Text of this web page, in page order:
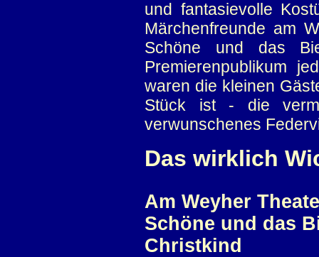
und fantasievolle
Märchenfreunde am
Schöne und das
Premierenpublikum
waren die kleinen
Stück ist - die
verwunschenes
Das wirklich
Am Weyher
Schöne und das
Christkind